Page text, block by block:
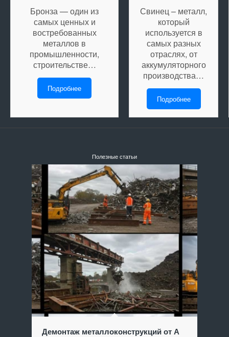
Бронза — один из
самых ценных и
востребованных
металлов в
промышленности,
строительстве…
Подробнее
Свинец – металл,
который
используется в
самых разных
отраслях, от
аккумуляторного
производства…
Подробнее
Полезные статьи
Демонтаж металлоконструкций от А